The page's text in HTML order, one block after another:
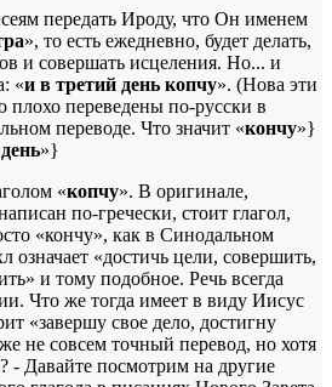
передать Ироду, что Он именем
», то есть ежедневно, будет делать,
и совершать исцеления. Но... и
«и в третий день копчу». (Нова эти
плохо переведены по-русски в
переводе. Что значит «кончу»}
»}
«копчу». В оригинале,
по-гречески, стоит глагол,
«кончу», как в Синодальном
означает «достичь цели, совершить,
и тому подобное. Речь всегда
Что же тогда имеет в виду Иисус
«завершу свое дело, достигну
не совсем точный перевод, но хотя
- Давайте посмотрим на другие